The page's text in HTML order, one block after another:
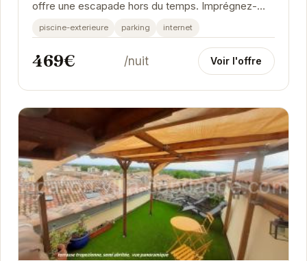
offre une escapade hors du temps. Imprégnez-
vous de l'histoire des lieux tout en profitant du...
piscine-exterieure parking internet
469€ /nuit Voir l'offre